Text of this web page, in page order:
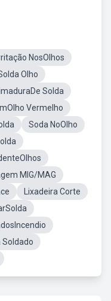
NosOlhos
Olho
Solda
Vermelho
Soda NoOlho
MIG/MAG
Lixadeira Corte
Soldado